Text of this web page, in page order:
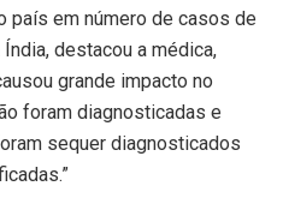
país em número de casos de
destacou a médica,
grande impacto no
foram diagnosticadas e
sequer diagnosticados